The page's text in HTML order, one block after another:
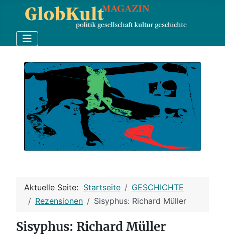
Aktuelle Seite: Startseite
GESCHICHTE
Rezensionen
Sisyphus: Richard Müller
Sisyphus: Richard Müller